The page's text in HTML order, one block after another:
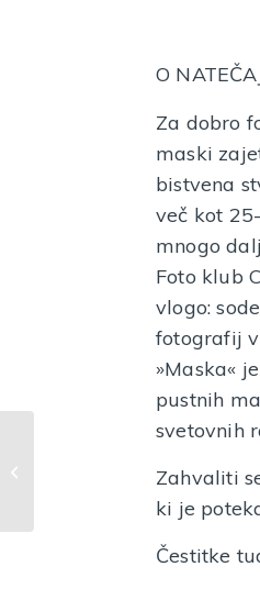
O
Za dobro
maski
bistvena
več kot
mnogo
Foto klub
vlogo:
fotografij
»Maska«
pustnih
svetovnih
Zahvaliti
ki je
Čestitke